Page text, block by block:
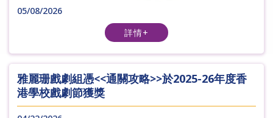
05/08/2026
詳情+
雅麗珊戲劇組憑<<通關攻略>>於2025-26年度香
港學校戲劇節獲獎